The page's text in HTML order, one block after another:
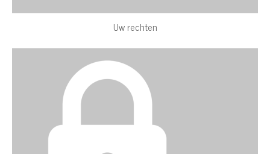
Uw rechten